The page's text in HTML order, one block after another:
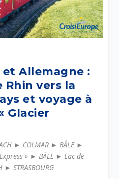
et Allemagne :
Rhin vers la
et voyage à
Glacier
► COLMAR ► BÂLE ►
» ► BÂLE ► Lac de
► STRASBOURG